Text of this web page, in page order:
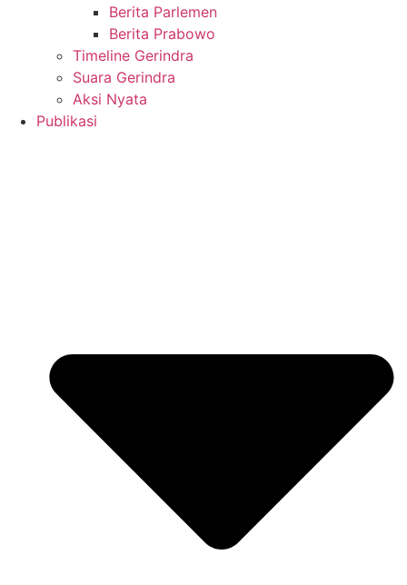
Berita Parlemen
Berita Prabowo
Timeline Gerindra
Suara Gerindra
Aksi Nyata
Publikasi